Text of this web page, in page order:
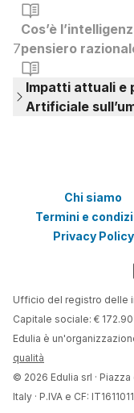
7
Cos’è
pensiero
Impatti attuali e
Artificiale
Chi siamo
Termini e
Privacy Policy
Ufficio del registro delle
Capitale sociale: €
Edulia è
qualità
© 2026 Edulia srl ·
Italy · P.IVA e CF: